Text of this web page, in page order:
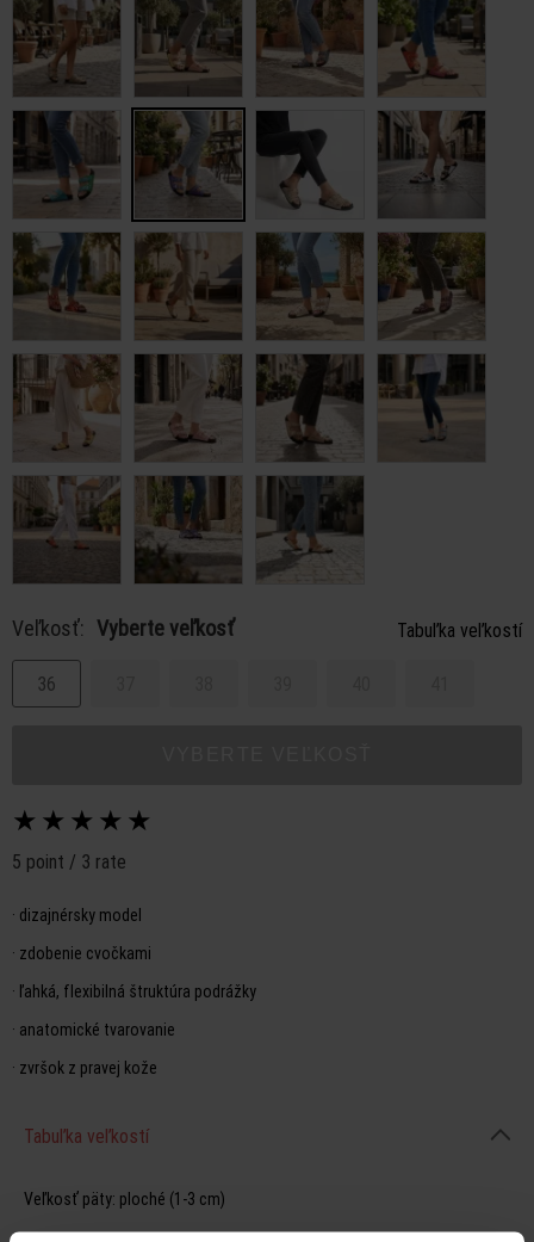
Veľkosť: Vyberte veľkosť Tabuľka veľkostí
36
★ ★ ★ ★ ★
5 point / 3 rate
· dizajnérsky model
· zdobenie cvočkami
· ľahká, flexibilná štruktúra podrážky
· anatomické tvarovanie
· zvršok z pravej kože
Tabuľka veľkostí
Veľkosť päty: ploché (1-3 cm)